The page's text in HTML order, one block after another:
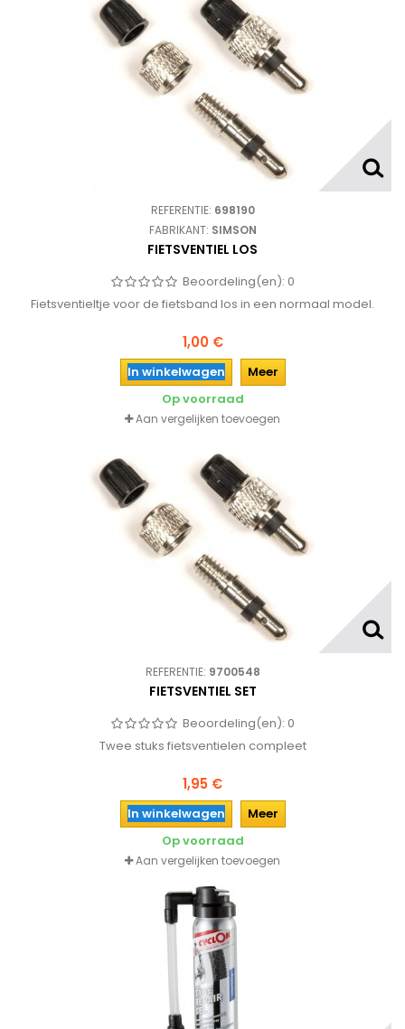
REFERENTIE: 698190
FABRIKANT: SIMSON
FIETSVENTIEL LOS
Beoordeling(en): 0
Fietsventieltje voor de fietsband los in een normaal model.
1,00 €
In winkelwagen
Meer
Op voorraad
Aan vergelijken toevoegen
REFERENTIE: 9700548
FIETSVENTIEL SET
Beoordeling(en): 0
Twee stuks fietsventielen compleet
1,95 €
In winkelwagen
Meer
Op voorraad
Aan vergelijken toevoegen